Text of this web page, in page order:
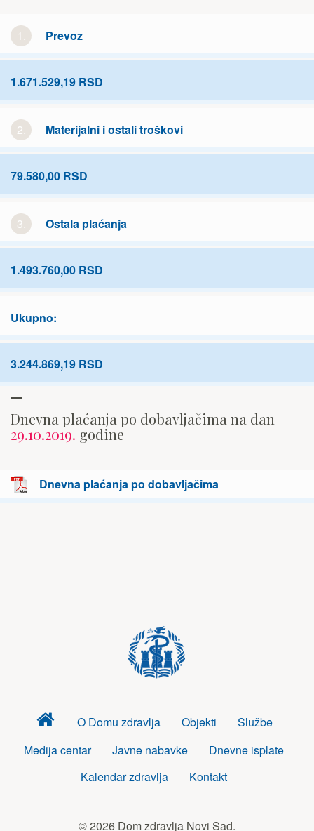
1. Prevoz
1.671.529,19 RSD
2. Materijalni i ostali troškovi
79.580,00 RSD
3. Ostala plaćanja
1.493.760,00 RSD
Ukupno:
3.244.869,19 RSD
Dnevna plaćanja po dobavljačima na dan
29.10.2019. godine
Dnevna plaćanja po dobavljačima
Dom
zdravlja
O Domu zdravlja Objekti
Službe
Medija centar
Javne nabavke
Dnevne isplate
Kalendar zdravlja
Kontakt
© 2026 Dom zdravlja Novi Sad.